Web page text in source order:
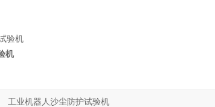
机